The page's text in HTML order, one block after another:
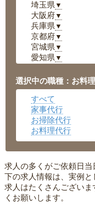
埼玉県 ▼
大阪府▼
兵庫県 ▼
京都府▼
宮城県 ▼
愛知県 ▼
岡山県▼
広島県▼
沖縄県
選択中の職種：お料
すべて
家事代行
お掃除代行
お料理代行
求人の多くがご依頼日
下の求人情報は、実例と
求人はたくさんござい
くお願いします。